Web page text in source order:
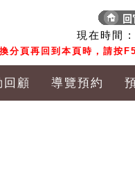
現在時間 :
分頁再回到本頁時，請按
回顧 導覽預約